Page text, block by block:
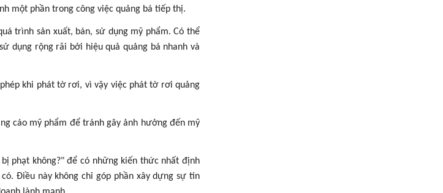
một phần trong công việc quảng bá tiếp thị.
trình sản xuất, bán, sử dụng mỹ phẩm. Có thể
dụng rộng rãi bởi hiệu quả quảng bá nhanh và
khi phát tờ rơi, vì vậy việc phát tờ rơi quảng
cáo mỹ phẩm để tránh gây ảnh hưởng đến mỹ
phạt không?" để có những kiến thức nhất định
Điều này không chỉ góp phần xây dựng sự tin